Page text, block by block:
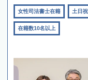
女性司法書士在籍 土日
在籍数10名以上